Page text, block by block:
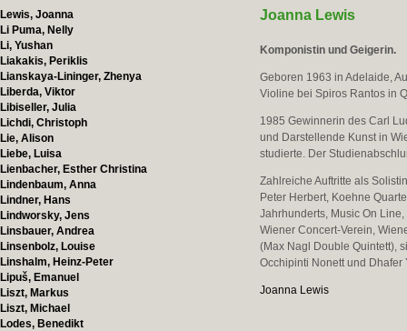
Lewis, Joanna
Li Puma, Nelly
Li, Yushan
Liakakis, Periklis
Lianskaya-Lininger, Zhenya
Liberda, Viktor
Libiseller, Julia
Lichdi, Christoph
Lie, Alison
Liebe, Luisa
Lienbacher, Esther Christina
Lindenbaum, Anna
Lindner, Hans
Lindworsky, Jens
Linsbauer, Andrea
Linsenbolz, Louise
Linshalm, Heinz-Peter
Lipuš, Emanuel
Liszt, Markus
Liszt, Michael
Lodes, Benedikt
Joanna Lewis
Komponistin und Geigerin.
Geboren 1963 in Adelaide,
Violine bei Spiros Rantos in
1985 Gewinnerin des Carl
und Darstellende Kunst in
studierte. Der
Zahlreiche Auftritte als
Peter Herbert, Koehne
Jahrhunderts, Music On
Wiener Concert-Verein,
(Max Nagl Double Quintett),
Occhipinti Nonett und Dhafer
Joanna Lewis